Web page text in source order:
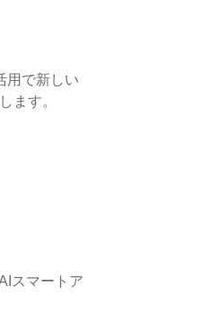
用で新しい
ます。
スマートア